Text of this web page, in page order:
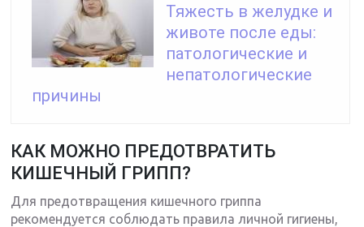
Тяжесть в желудке и
животе после еды:
патологические и
непатологические
причины
КАК МОЖНО ПРЕДОТВРАТИТЬ
КИШЕЧНЫЙ ГРИПП?
Для предотвращения кишечного гриппа
рекомендуется соблюдать правила личной гигиены,